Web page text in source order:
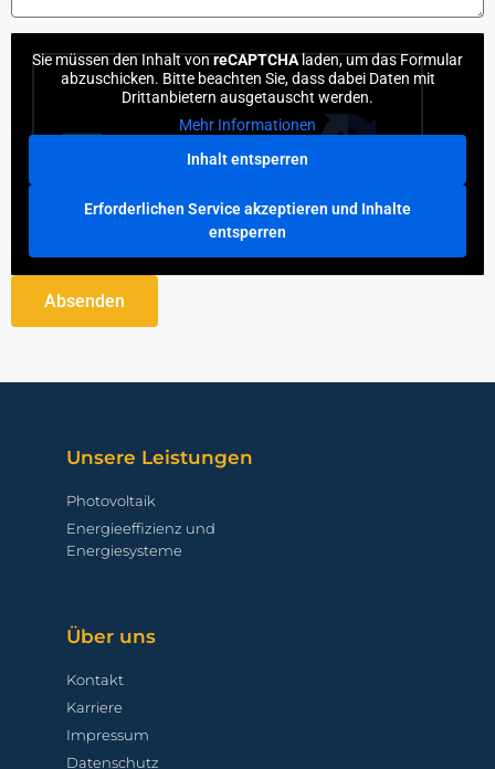
Sie müssen den Inhalt vonreCAPTCHAladen, um das Formular
abzuschicken. Bitte beachten Sie, dass dabei Daten mit
Drittanbietern ausgetauscht werden.
Mehr Informationen
Inhalt entsperren
Erforderlichen Service akzeptieren und Inhalte
entsperren
Absenden
Unsere Leistungen
Photovoltaik
Energieeffizienz und
Energiesysteme
Über uns
Kontakt
Karriere
Impressum
Datenschutz